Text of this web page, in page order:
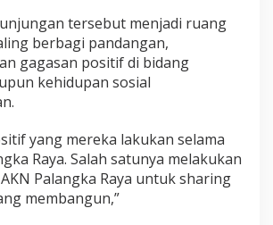
tersebut menjadi ruang
berbagi pandangan,
gagasan positif di bidang
kehidupan sosial
yang mereka lakukan selama
Raya. Salah satunya melakukan
Palangka Raya untuk sharing
membangun,”